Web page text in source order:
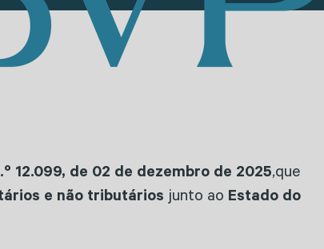
12.099, de 02 de dezembro de 2025,que
e não tributários junto ao Estado do